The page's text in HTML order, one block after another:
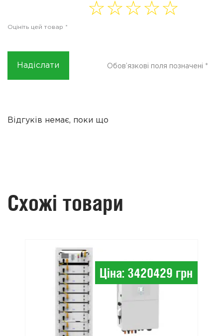
Обов’язкові поля позначені *
Оцініть цей товар *
1 of
2 of
3 of
4
5 of
Відгуків немає, поки що
Схожі товари
Ціна: 3420429 грн